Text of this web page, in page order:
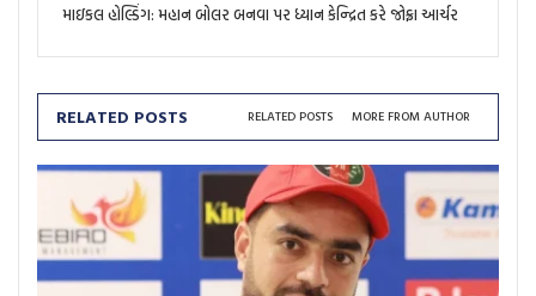
માઇકલ હોલ્ડિંગ: મહાન બોલર બનવા પર ધ્યાન કેન્દ્રિત કરે જોફ્રા આર્ચર
RELATED POSTS RELATED POSTS MORE FROM AUTHOR